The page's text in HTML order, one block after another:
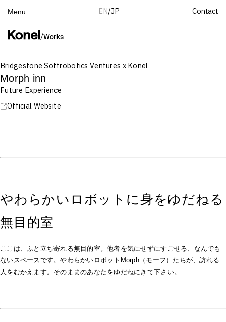
Menu EN/JP Contact
Top
Services
Teams
Contact
/Works
Bridgestone Softrobotics Ventures x Konel
Morph inn
Future Experience
Official Website
やわらかいロボットに身をゆだねる
無目的室
ここは、ふと立ち寄れる無目的室。他者を気にせずにすごせる、なんでも
ないスペースです。やわらかいロボットMorph（モーフ）たちが、訪れる
人をむかえます。そのままのあなたをゆだねにきて下さい。